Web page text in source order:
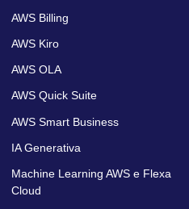
AWS Billing
AWS Kiro
AWS OLA
AWS Quick Suite
AWS Smart Business
IA Generativa
Machine Learning AWS e Flexa
Cloud